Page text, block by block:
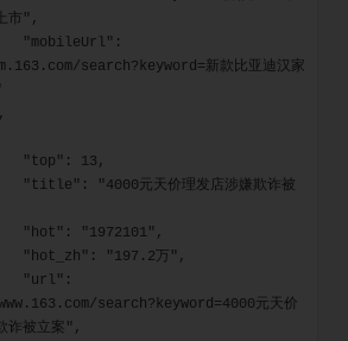
市",
search?keyword=新款比亚迪汉家
            "top": 13,
            "hot": "1972101",
            "hot_zh": "197.2万",
search?keyword=4000元天价
诈被立案",